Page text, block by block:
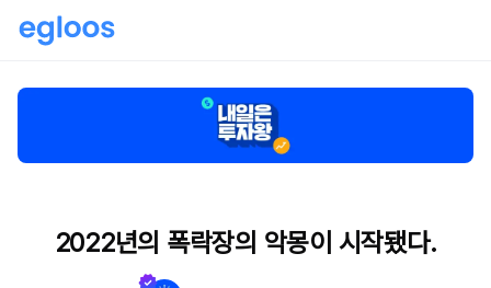
2022년의 폭락장의 악몽이 시작됐다.